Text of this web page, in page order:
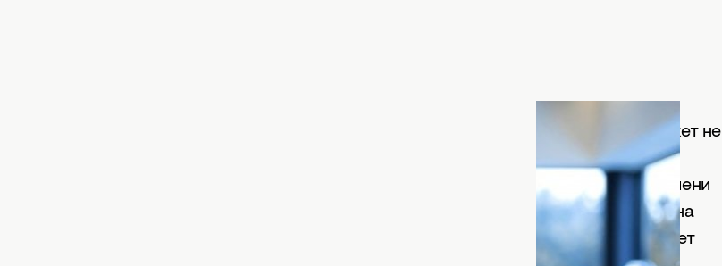
настолько сможет не
каждый. Многие предпочитают наесться вдоволь 1-2 раза в день, в
остальное время сидеть на перекусах, другие вообще не находят времени
поесть, ходя голодным до самого ужина. Такой режим питания сведет на
"нет" любые тренировки. По этой причине спортивное питание набирает